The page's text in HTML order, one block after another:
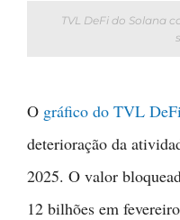
TVL DeFi do Solana
O gráfico do TVL
deterioração da
2025. O valor
12 bilhões em